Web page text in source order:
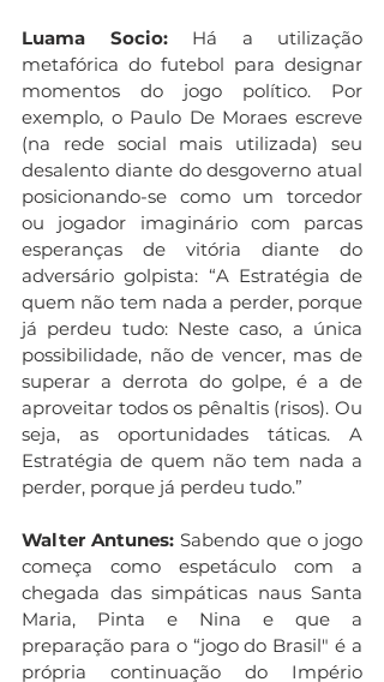
Luama Socio: Há a utilização
metafórica do futebol para designar
momentos do jogo político. Por
exemplo, o Paulo De Moraes escreve
(na rede social mais utilizada) seu
desalento diante do desgoverno atual
posicionando-se como um torcedor
ou jogador imaginário com parcas
esperanças de vitória diante do
adversário golpista: “A Estratégia de
quem não tem nada a perder, porque
já perdeu tudo: Neste caso, a única
possibilidade, não de vencer, mas de
superar a derrota do golpe, é a de
aproveitar todos os pênaltis (risos). Ou
seja, as oportunidades táticas. A
Estratégia de quem não tem nada a
perder, porque já perdeu tudo.”
Walter Antunes: Sabendo que o jogo
começa como espetáculo com a
chegada das simpáticas naus Santa
Maria, Pinta e Nina e que a
preparação para o “jogo do Brasil" é a
própria continuação do Império